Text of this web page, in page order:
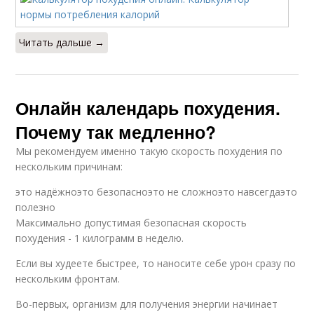
Читать дальше →
Онлайн календарь похудения.
Почему так медленно?
Мы рекомендуем именно такую скорость похудения по
нескольким причинам:
это надёжноэто безопасноэто не сложноэто навсегдаэто
полезно
Максимально допустимая безопасная скорость
похудения - 1 килограмм в неделю.
Если вы худеете быстрее, то наносите себе урон сразу по
нескольким фронтам.
Во-первых, организм для получения энергии начинает